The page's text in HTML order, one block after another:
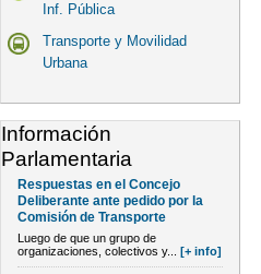
Inf. Pública
Transporte y Movilidad
Urbana
Información
Parlamentaria
Respuestas en el Concejo
Deliberante ante pedido por la
Comisión de Transporte
Luego de que un grupo de
organizaciones, colectivos y... [+ info]